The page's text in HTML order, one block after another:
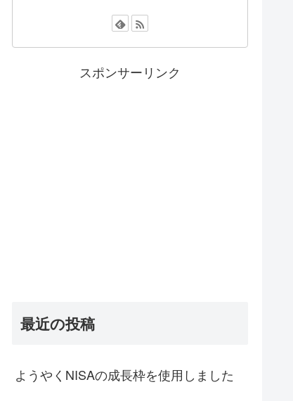
スポンサーリンク
最近の投稿
ようやくNISAの成長枠を使用しました